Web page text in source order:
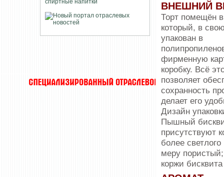
ВНЕШНИЙ
Торт помещён в
который, в
упакован в
фирменную
коробку. Всё
позволяет
сохранность
делает его
Дизайн
Пышный
присутствуют
более
меру
коржи